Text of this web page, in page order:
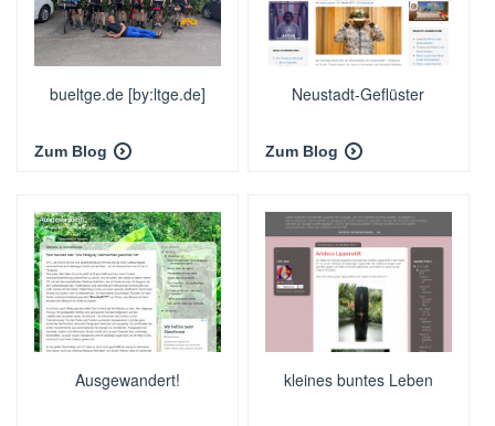
bueltge.de [by:ltge.de]
Zum Blog
Neustadt-Geflüster
Zum Blog
Ausgewandert! kleines buntes Leben